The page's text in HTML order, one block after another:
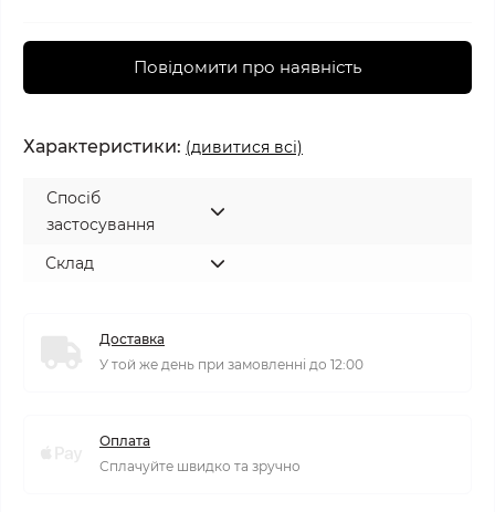
Повідомити про наявність
Характеристики: (дивитися всі)
Спосіб
застосування
Склад
Доставка
У той же день при замовленні до 12:00
Оплата
Сплачуйте швидко та зручно